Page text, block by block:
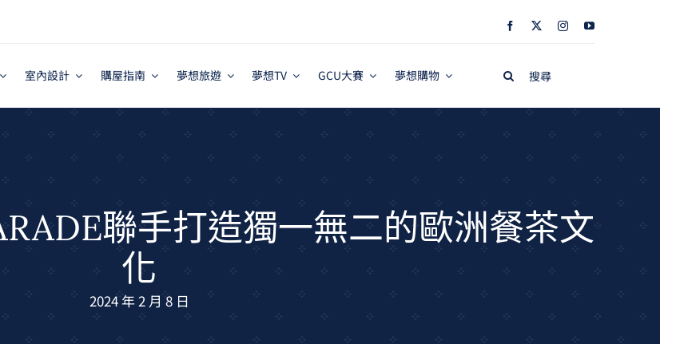
室內設計 購屋指南 夢想旅遊 夢想TV GCU大賽 夢想購物
Search
聯手打造獨一無二的歐洲餐茶文
化
2024 年 2 月 8 日